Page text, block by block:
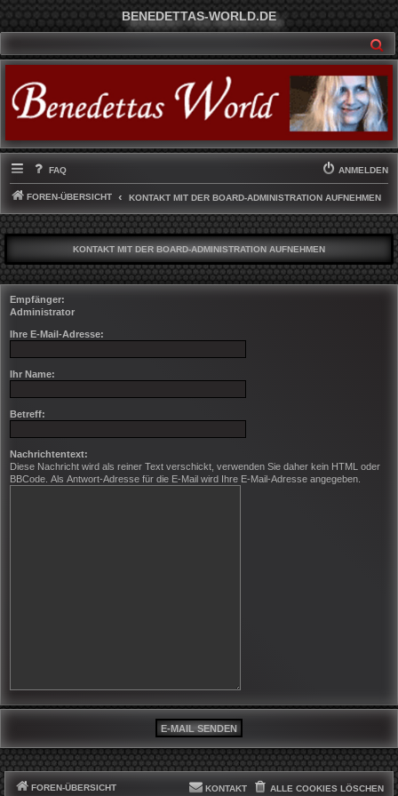
BENEDETTAS-WORLD.DE
FAQ ANMELDEN
FOREN-ÜBERSICHT KONTAKT MIT DER BOARD-ADMINISTRATION AUFNEHMEN
KONTAKT MIT DER BOARD-ADMINISTRATION AUFNEHMEN
Empfänger:
Administrator
Ihre E-Mail-Adresse:
Ihr Name:
Betreff:
Nachrichtentext:
Diese Nachricht wird als reiner Text verschickt, verwenden Sie daher kein HTML oder
BBCode. Als Antwort-Adresse für die E-Mail wird Ihre E-Mail-Adresse angegeben.
FOREN-ÜBERSICHT ALLE COOKIES LÖSCHEN
KONTAKT